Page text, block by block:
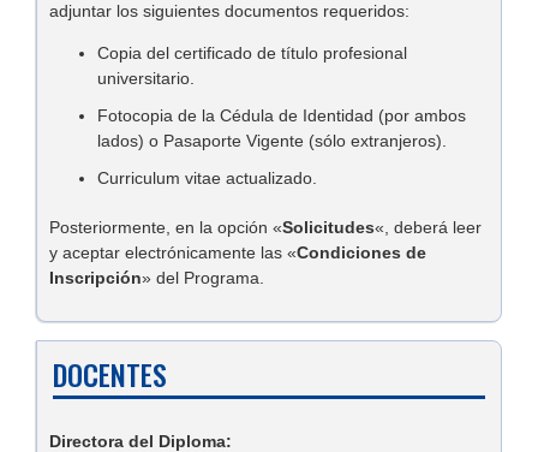
adjuntar los siguientes documentos requeridos:
Copia del certificado de título profesional
universitario.
Fotocopia de la Cédula de Identidad (por ambos
lados) o Pasaporte Vigente (sólo extranjeros).
Curriculum vitae actualizado.
Posteriormente, en la opción «Solicitudes«, deberá leer
y aceptar electrónicamente las «Condiciones de
Inscripción» del Programa.
DOCENTES
Directora del Diploma: